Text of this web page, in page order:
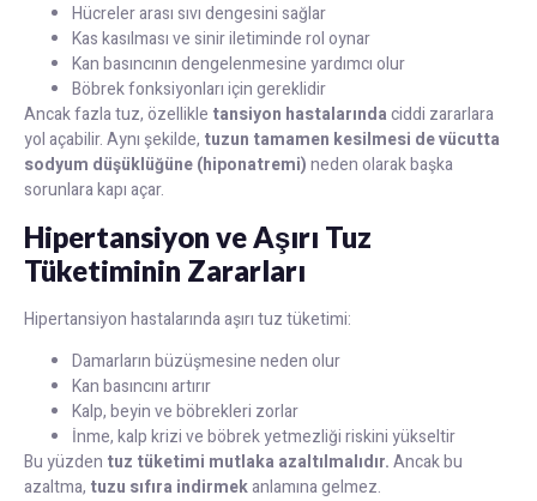
Hücreler arası sıvı dengesini sağlar
Kas kasılması ve sinir iletiminde rol oynar
Kan basıncının dengelenmesine yardımcı olur
Böbrek fonksiyonları için gereklidir
Ancak fazla tuz, özellikle tansiyon hastalarındaciddi zararlara
yol açabilir. Aynı şekilde, tuzun tamamen kesilmesi de vücutta
sodyum düşüklüğüne (hiponatremi)neden olarak başka
sorunlara kapı açar.
Hipertansiyon ve Aşırı Tuz
Tüketiminin Zararları
Hipertansiyon hastalarında aşırı tuz tüketimi:
Damarların büzüşmesine neden olur
Kan basıncını artırır
Kalp, beyin ve böbrekleri zorlar
İnme, kalp krizi ve böbrek yetmezliği riskini yükseltir
Bu yüzden tuz tüketimi mutlaka azaltılmalıdır.Ancak bu
azaltma, tuzu sıfıra indirmekanlamına gelmez.